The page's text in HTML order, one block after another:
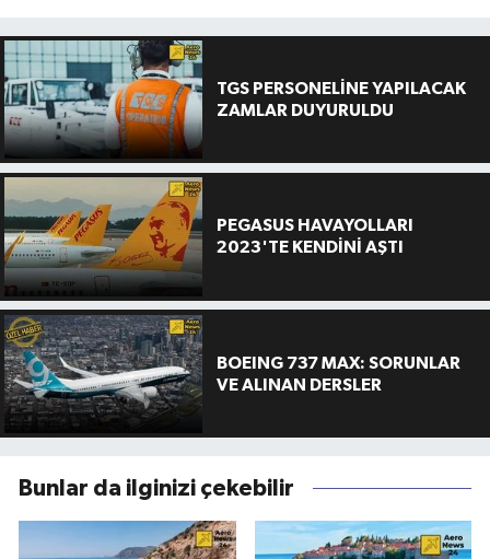
TGS PERSONELİNE YAPILACAK
ZAMLAR DUYURULDU
PEGASUS HAVAYOLLARI
2023'TE KENDİNİ AŞTI
BOEING 737 MAX: SORUNLAR
VE ALINAN DERSLER
Bunlar da ilginizi çekebilir